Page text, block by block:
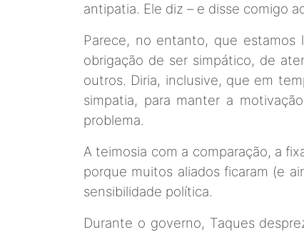
antipatia. Ele diz – e disse comigo
Parece, no entanto, que
obrigação de ser simpático, de
outros. Diria, inclusive, que em
simpatia, para manter a
problema.
A teimosia com a comparação, a
porque muitos aliados ficaram (e
sensibilidade política.
Durante o governo, Taques